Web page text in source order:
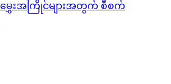
ေးအကြိုင်များအတွက် စီစက်